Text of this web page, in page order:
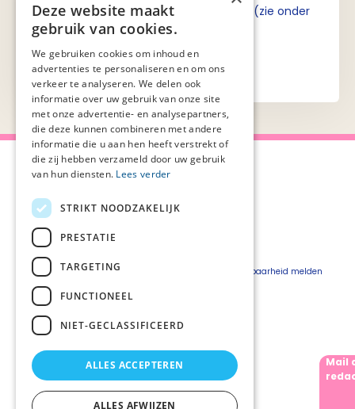
Ik ga akkoord met de privacyverklaring (zie onder
aan de pagina).
Over Palliaweb
Over PZNL
Pers
Vacatures
Webshop
Privacyverklaring
Beveiligingskwetsbaarheid melden
Mail
Deze website maakt
gebruik van cookies.
We gebruiken cookies om inhoud en
advertenties te personaliseren en om ons
verkeer te analyseren. We delen ook
informatie over uw gebruik van onze site
met onze advertentie- en analysepartners,
die deze kunnen combineren met andere
informatie die u aan hen heeft verstrekt of
die zij hebben verzameld door uw gebruik
van hun diensten. Lees verder
STRIKT NOODZAKELIJK
PRESTATIE
TARGETING
FUNCTIONEEL
NIET-GECLASSIFICEERD
ALLES ACCEPTEREN
ALLES AFWIJZEN